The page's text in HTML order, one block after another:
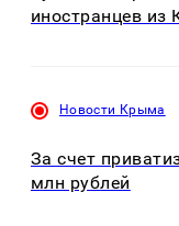
иностранцев
Новости Крыма
За счет
млн рублей